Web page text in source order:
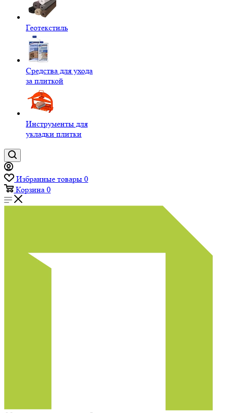
Геотекстиль
Средства для ухода
за плиткой
Инструменты для
укладки плитки
Избранные товары 0
Корзина 0